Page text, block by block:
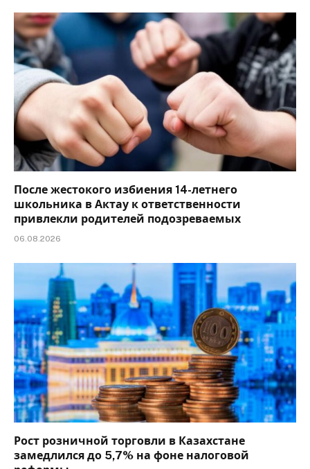
После жестокого избиения 14-летнего
школьника в Актау к ответственности
привлекли родителей подозреваемых
06.08.2026
Рост розничной торговли в Казахстане
замедлился до 5,7% на фоне налоговой